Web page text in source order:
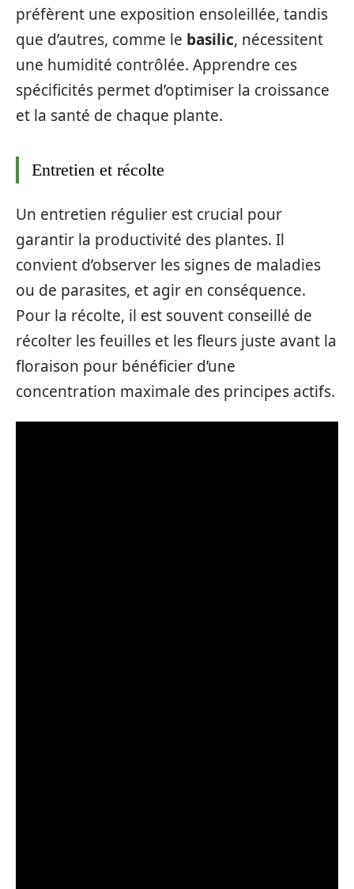
préfèrent une exposition ensoleillée, tandis
que d’autres, comme le basilic, nécessitent
une humidité contrôlée. Apprendre ces
spécificités permet d’optimiser la croissance
et la santé de chaque plante.
Entretien et récolte
Un entretien régulier est crucial pour
garantir la productivité des plantes. Il
convient d’observer les signes de maladies
ou de parasites, et agir en conséquence.
Pour la récolte, il est souvent conseillé de
récolter les feuilles et les fleurs juste avant la
floraison pour bénéficier d’une
concentration maximale des principes actifs.